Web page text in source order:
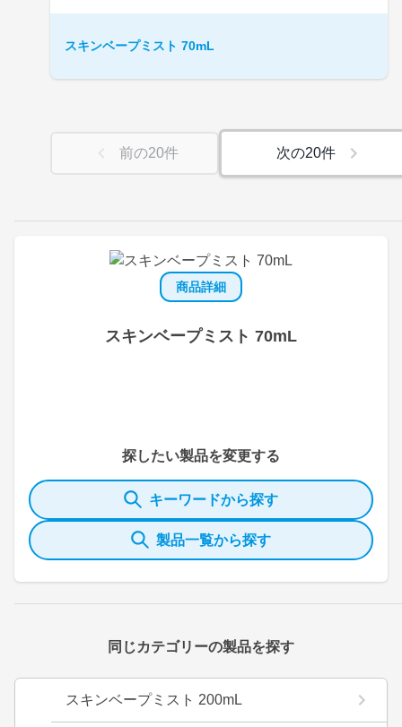
商品詳細
スキンベープミスト 70mL
探したい製品を変更する
キーワードから探す
製品一覧から探す
同じカテゴリーの製品を探す
スキンベープミスト 200mL
スキンベープミスト 70mL
前の20件 次の20件